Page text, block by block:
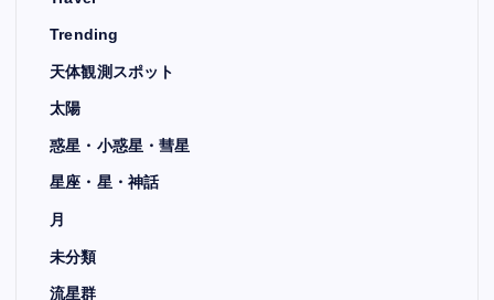
Trending
天体観測スポット
太陽
惑星・小惑星・彗星
星座・星・神話
月
未分類
流星群